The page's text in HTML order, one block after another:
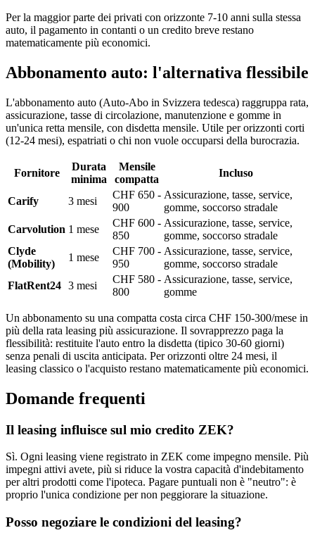
Per la maggior parte dei privati con orizzonte 7-10 anni sulla stessa
auto, il pagamento in contanti o un credito breve restano
matematicamente più economici.
Abbonamento auto: l'alternativa flessibile
L'abbonamento auto (Auto-Abo in Svizzera tedesca) raggruppa rata,
assicurazione, tasse di circolazione, manutenzione e gomme in
un'unica retta mensile, con disdetta mensile. Utile per orizzonti corti
(12-24 mesi), espatriati o chi non vuole occuparsi della burocrazia.
Fornitore
Durata
minima
Mensile
compatta
Incluso
Carify 3 mesi
CHF 650 -
900
Assicurazione, tasse, service,
gomme, soccorso stradale
Carvolution 1 mese
CHF 600 -
850
Assicurazione, tasse, service,
gomme, soccorso stradale
Clyde
(Mobility)
1 mese
CHF 700 -
950
Assicurazione, tasse, service,
gomme, soccorso stradale
FlatRent24 3 mesi
CHF 580 -
800
Assicurazione, tasse, service,
gomme
Un abbonamento su una compatta costa circa CHF 150-300/mese in
più della rata leasing più assicurazione. Il sovrapprezzo paga la
flessibilità: restituite l'auto entro la disdetta (tipico 30-60 giorni)
senza penali di uscita anticipata. Per orizzonti oltre 24 mesi, il
leasing classico o l'acquisto restano matematicamente più economici.
Domande frequenti
Il leasing influisce sul mio credito ZEK?
Sì. Ogni leasing viene registrato in ZEK come impegno mensile. Più
impegni attivi avete, più si riduce la vostra capacità d'indebitamento
per altri prodotti come l'ipoteca. Pagare puntuali non è "neutro": è
proprio l'unica condizione per non peggiorare la situazione.
Posso negoziare le condizioni del leasing?